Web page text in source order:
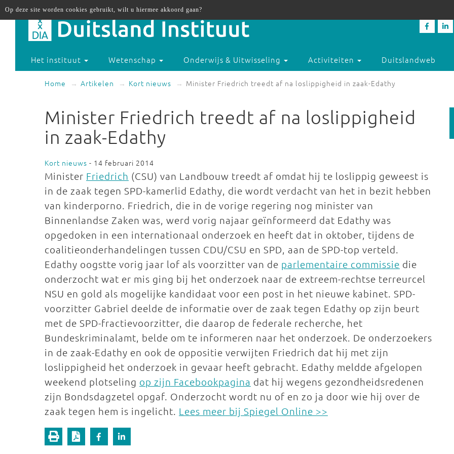
Het instituut Wetenschap Onderwijs & Uitwisseling Activiteiten Duitslandweb
Home Artikelen Kort nieuws Minister Friedrich treedt af na loslippigheid in zaak-Edathy
Minister Friedrich treedt af na loslippigheid
in zaak-Edathy
Kort nieuws - 14 februari 2014
Minister Friedrich (CSU) van Landbouw treedt af omdat hij te loslippig geweest is
in de zaak tegen SPD-kamerlid Edathy, die wordt verdacht van het in bezit hebben
van kinderporno. Friedrich, die in de vorige regering nog minister van
Binnenlandse Zaken was, werd vorig najaar geïnformeerd dat Edathy was
opgedoken in een internationaal onderzoek en heeft dat in oktober, tijdens de
coalitieonderhandelingen tussen CDU/CSU en SPD, aan de SPD-top verteld.
Edathy oogstte vorig jaar lof als voorzitter van de parlementaire commissie die
onderzocht wat er mis ging bij het onderzoek naar de extreem-rechtse terreurcel
NSU en gold als mogelijke kandidaat voor een post in het nieuwe kabinet. SPD-
voorzitter Gabriel deelde de informatie over de zaak tegen Edathy op zijn beurt
met de SPD-fractievoorzitter, die daarop de federale recherche, het
Bundeskriminalamt, belde om te informeren naar het onderzoek. De onderzoekers
in de zaak-Edathy en ook de oppositie verwijten Friedrich dat hij met zijn
loslippigheid het onderzoek in gevaar heeft gebracht. Edathy meldde afgelopen
weekend plotseling op zijn Facebookpagina dat hij wegens gezondheidsredenen
zijn Bondsdagzetel opgaf. Onderzocht wordt nu of en zo ja door wie hij over de
zaak tegen hem is ingelicht. Lees meer bij Spiegel Online >>
Op deze site worden cookies gebruikt, wilt u hiermee akkoord gaan?